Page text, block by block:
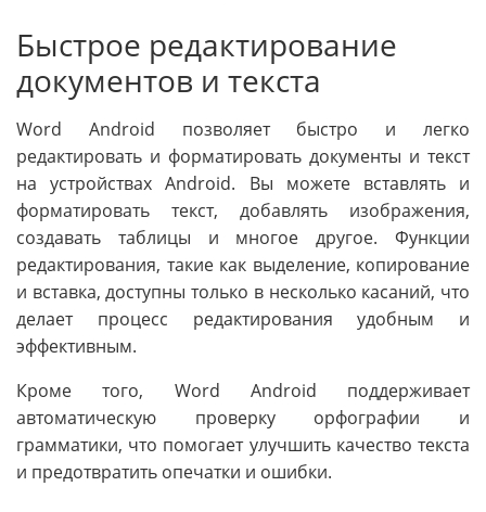
Быстрое редактирование
документов и текста
Word Android позволяет быстро и легко
редактировать и форматировать документы и текст
на устройствах Android. Вы можете вставлять и
форматировать текст, добавлять изображения,
создавать таблицы и многое другое. Функции
редактирования, такие как выделение, копирование
и вставка, доступны только в несколько касаний, что
делает процесс редактирования удобным и
эффективным.
Кроме того, Word Android поддерживает
автоматическую проверку орфографии и
грамматики, что помогает улучшить качество текста
и предотвратить опечатки и ошибки.